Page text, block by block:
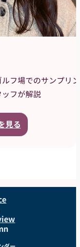
フ場でのサンプリ
フが解説
見る